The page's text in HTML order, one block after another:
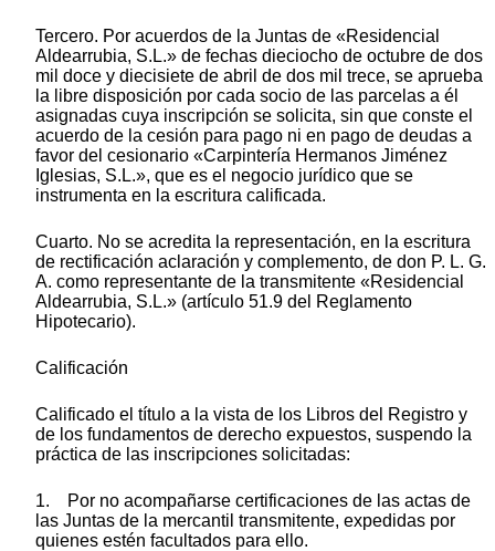
Tercero. Por acuerdos de la Juntas de «Residencial
Aldearrubia, S.L.» de fechas dieciocho de octubre de dos
mil doce y diecisiete de abril de dos mil trece, se aprueba
la libre disposición por cada socio de las parcelas a él
asignadas cuya inscripción se solicita, sin que conste el
acuerdo de la cesión para pago ni en pago de deudas a
favor del cesionario «Carpintería Hermanos Jiménez
Iglesias, S.L.», que es el negocio jurídico que se
instrumenta en la escritura calificada.
Cuarto. No se acredita la representación, en la escritura
de rectificación aclaración y complemento, de don P. L. G.
A. como representante de la transmitente «Residencial
Aldearrubia, S.L.» (artículo 51.9 del Reglamento
Hipotecario).
Calificación
Calificado el título a la vista de los Libros del Registro y
de los fundamentos de derecho expuestos, suspendo la
práctica de las inscripciones solicitadas:
1. Por no acompañarse certificaciones de las actas de
las Juntas de la mercantil transmitente, expedidas por
quienes estén facultados para ello.